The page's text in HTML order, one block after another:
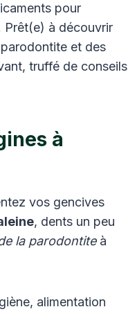
pour
Prêt(e) à découvrir
et des
truffé de conseils
à
vos gencives
, dents un peu
la parodontiteà
alimentation